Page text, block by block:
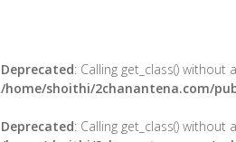
Deprecated: Calling get_class()
/home/shoithi/2chanantena.com/
Deprecated: Calling get_class()